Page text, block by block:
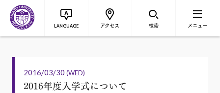
LANGUAGE アクセス 検索 メニュー
2016/03/30 (WED)
2016年度入学式について